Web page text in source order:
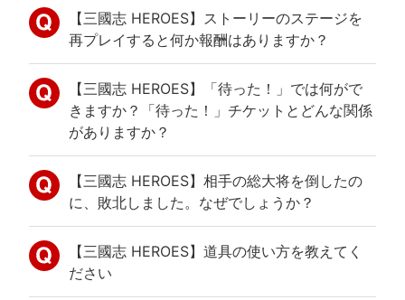
【三國志 HEROES】ストーリーのステージを
再プレイすると何か報酬はありますか？
【三國志 HEROES】「待った！」では何がで
きますか？「待った！」チケットとどんな関係
がありますか？
【三國志 HEROES】相手の総大将を倒したの
に、敗北しました。なぜでしょうか？
【三國志 HEROES】道具の使い方を教えてく
ださい